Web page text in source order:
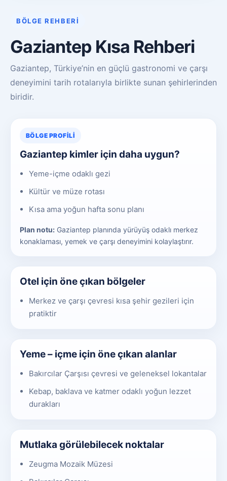
BÖLGE REHBERI
Gaziantep Kısa Rehberi
Gaziantep, Türkiye’nin en güçlü gastronomi ve çarşı
deneyimini tarih rotalarıyla birlikte sunan şehirlerinden
biridir.
BÖLGE PROFILI
Gaziantep kimler için daha uygun?
Yeme-içme odaklı gezi
Kültür ve müze rotası
Kısa ama yoğun hafta sonu planı
Plan notu: Gaziantep planında yürüyüş odaklı merkez
konaklaması, yemek ve çarşı deneyimini kolaylaştırır.
Otel için öne çıkan bölgeler
Merkez ve çarşı çevresi kısa şehir gezileri için
pratiktir
Yeme – içme için öne çıkan alanlar
Bakırcılar Çarşısı çevresi ve geleneksel lokantalar
Kebap, baklava ve katmer odaklı yoğun lezzet
durakları
Mutlaka görülebilecek noktalar
Zeugma Mozaik Müzesi